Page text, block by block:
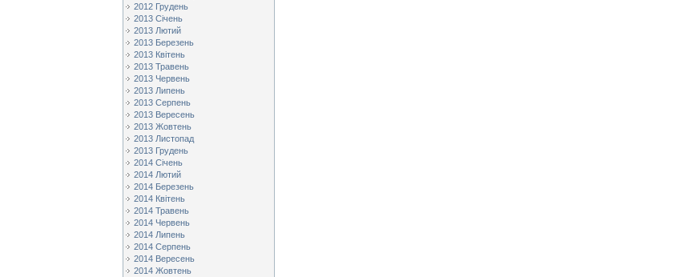
2012 Грудень
2013 Січень
2013 Лютий
2013 Березень
2013 Квітень
2013 Травень
2013 Червень
2013 Липень
2013 Серпень
2013 Вересень
2013 Жовтень
2013 Листопад
2013 Грудень
2014 Січень
2014 Лютий
2014 Березень
2014 Квітень
2014 Травень
2014 Червень
2014 Липень
2014 Серпень
2014 Вересень
2014 Жовтень